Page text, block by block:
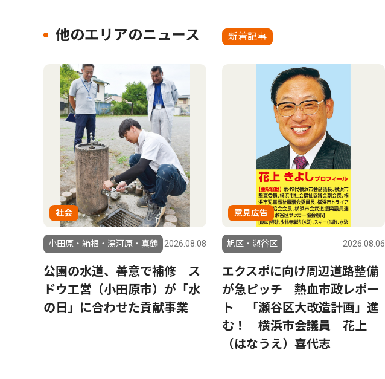
他のエリアのニュース 新着記事
社会
小田原・箱根・湯河原・真鶴 2026.08.08
公園の水道、善意で補修 ス
ドウ工営（小田原市）が「水
の日」に合わせた貢献事業
意見広告
旭区・瀬谷区 2026.08.06
エクスポに向け周辺道路整備
が急ピッチ 熱血市政レポー
ト 「瀬谷区大改造計画」進
む！ 横浜市会議員 花上
（はなうえ）喜代志